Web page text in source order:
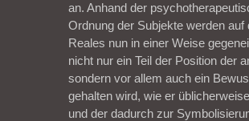
an. Anhand der
Ordnung der Subjekte werden
Reales nun in einer Weise
nicht nur ein Teil der Position der
sondern vor allem auch ein
gehalten wird, wie er
und der dadurch zur